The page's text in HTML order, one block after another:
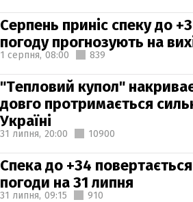
Серпень приніс спеку до
погоду прогнозують на
1 серпня, 08:00 839
"Тепловий купол"
довго протримається
Україні
31 липня, 20:00 10900
Спека до +34
погоди на 31 липня
31 липня, 09:15 910